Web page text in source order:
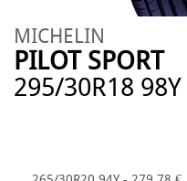
MICHELIN
PILOT SPORT
295/30R18 98Y